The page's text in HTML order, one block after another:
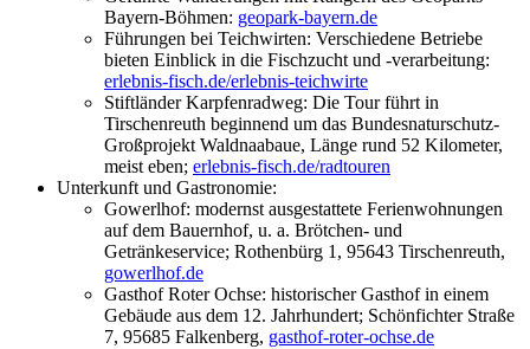
Bayern-Böhmen: geopark-bayern.de
Führungen bei Teichwirten: Verschiedene Betriebe
bieten Einblick in die Fischzucht und -verarbeitung:
erlebnis-fisch.de/erlebnis-teichwirte
Stiftländer Karpfenradweg: Die Tour führt in
Tirschenreuth beginnend um das Bundesnaturschutz-
Großprojekt Waldnaabaue, Länge rund 52 Kilometer,
meist eben; erlebnis-fisch.de/radtouren
Unterkunft und Gastronomie:
Gowerlhof: modernst ausgestattete Ferienwohnungen
auf dem Bauernhof, u. a. Brötchen- und
Getränkeservice; Rothenbürg 1, 95643 Tirschenreuth,
gowerlhof.de
Gasthof Roter Ochse: historischer Gasthof in einem
Gebäude aus dem 12. Jahrhundert; Schönfichter Straße
7, 95685 Falkenberg, gasthof-roter-ochse.de